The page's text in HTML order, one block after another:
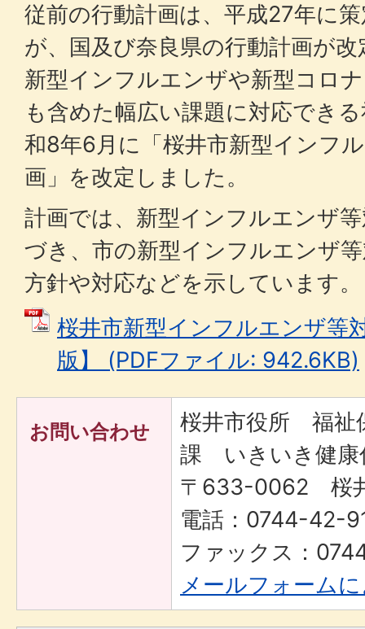
従前の行動計画は、平成27年に
が、国及び奈良県の行動計画が
新型インフルエンザや新型コロ
も含めた幅広い課題に対応でき
和8年6月に「桜井市新型インフ
画」を改定しました。
計画では、新型インフルエンザ
づき、市の新型インフルエンザ
方針や対応などを示しています。
桜井市新型インフルエンザ等
版】 (PDFファイル: 942.6KB)
お問い合わせ
桜井市役所 福祉
課 いきいき健康
〒633-0062 桜
電話：0744-42-
ファックス：
メールフォーム